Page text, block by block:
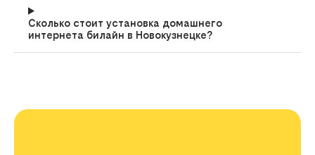
Сколько стоит установка домашнего
интернета билайн в Новокузнецке?